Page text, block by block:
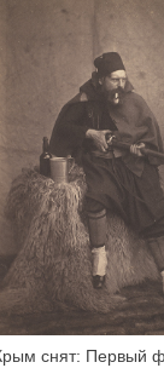
снят: Первый